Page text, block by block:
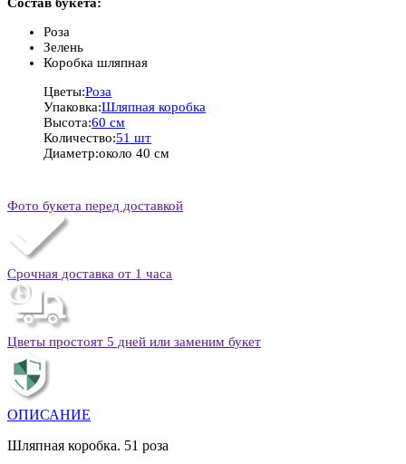
Роза
Зелень
Коробка шляпная
Цветы:Роза
Упаковка:Шляпная коробка
Высота:60 см
Количество:51 шт
Диаметр:около 40 см
Фото букета перед доставкой
Срочная доставка от 1 часа
Цветы простоят 5 дней или заменим букет
ОПИСАНИЕ
Шляпная коробка. 51 роза